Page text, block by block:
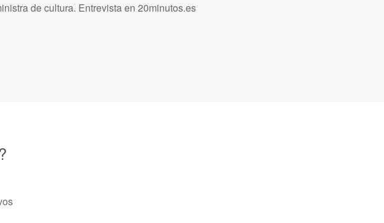
de cultura. Entrevista en 20minutos.es